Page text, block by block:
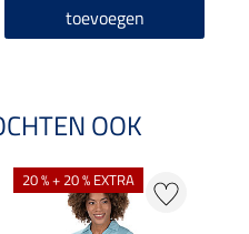
toevoegen
OOK
20 % + 20 % EXTRA